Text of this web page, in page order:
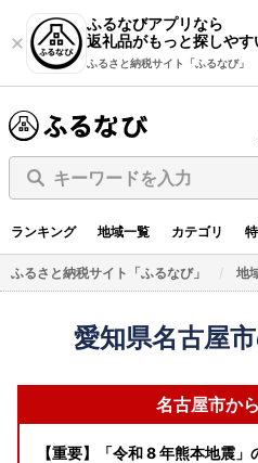
ふるなびアプリなら
返礼品がもっと探しやす
ふるさと納税サイト「ふるなび」
キーワードを入力
ランキング 地域一覧 カテゴリ
ふるさと納税サイト「ふるなび」 地
愛知県名古屋
名古屋市か
【重要】「令和 8 年熊本地震